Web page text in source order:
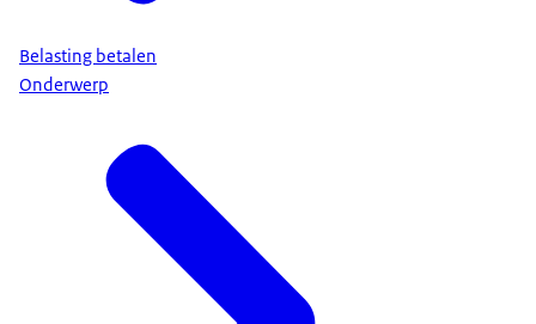
Belasting betalen
Onderwerp